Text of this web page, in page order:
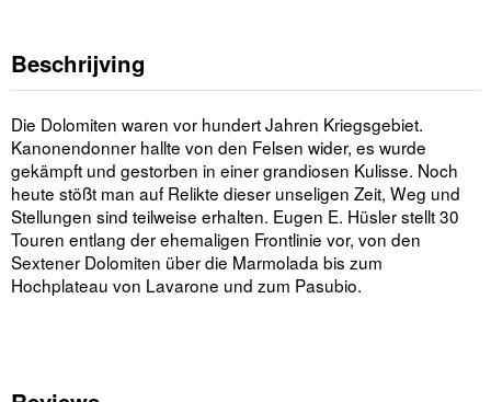
Beschrijving
Die Dolomiten waren vor hundert Jahren Kriegsgebiet.
Kanonendonner hallte von den Felsen wider, es wurde
gekämpft und gestorben in einer grandiosen Kulisse. Noch
heute stößt man auf Relikte dieser unseligen Zeit, Weg und
Stellungen sind teilweise erhalten. Eugen E. Hüsler stellt 30
Touren entlang der ehemaligen Frontlinie vor, von den
Sextener Dolomiten über die Marmolada bis zum
Hochplateau von Lavarone und zum Pasubio.